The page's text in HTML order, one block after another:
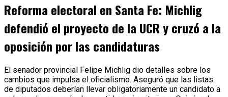
Reforma electoral en Santa Fe: Michlig
defendió el proyecto de la UCR y cruzó a la
oposición por las candidaturas
El senador provincial Felipe Michlig dio detalles sobre los
cambios que impulsa el oficialismo. Aseguró que las listas
de diputados deberían llevar obligatoriamente un candidato a